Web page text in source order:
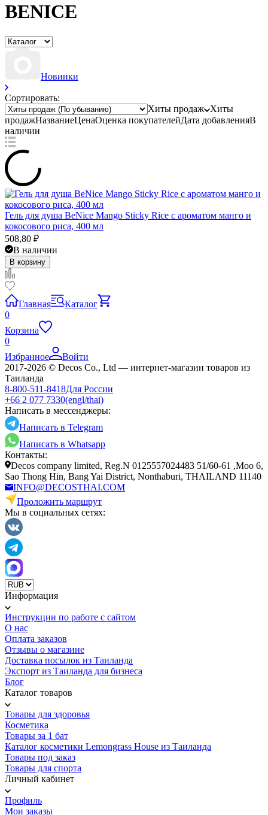
BENICE
Новинки
Сортировать:
Хиты продаж
Хиты
продажНазваниеЦенаОценка покупателейДата добавленияВ
наличии
Гель для душа BeNice Mango Sticky Rice с ароматом манго и
кокосового риса, 400 мл
508,80 ₽
В наличии
В корзину
Главная
Каталог
0
Корзина
0
Избранное
Войти
2017-2026 © Decos Co., Ltd — интернет-магазин товаров из
Таиланда
8-800-511-8418Для России
+66 2 077 7330(engl/thai)
Написать в мессенджеры:
Написать в Telegram
Написать в Whatsapp
Контакты:
Decos company limited, Reg.N 0125557024483 51/60-61 ,Moo 6,
Sao Thong Hin, Bang Yai District, Nonthaburi, THAILAND 11140
INFO@DECOSTHAI.COM
Проложить маршрут
Мы в социальных сетях:
Информация
Инструкции по работе с сайтом
О нас
Оплата заказов
Отзывы о магазине
Доставка посылок из Таиланда
Экспорт из Таиланда для бизнеса
Блог
Каталог товаров
Товары для здоровья
Косметика
Товары за 1 бат
Каталог косметики Lemongrass House из Таиланда
Товары под заказ
Товары для спорта
Личный кабинет
Профиль
Мои заказы